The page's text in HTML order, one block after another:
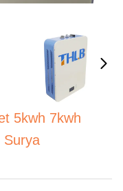
5kwh 7kwh
Surya